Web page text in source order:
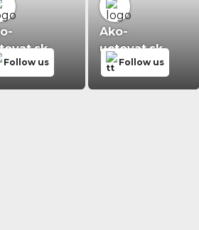
Follow us
Ako-
uctovat.sk
Follow us